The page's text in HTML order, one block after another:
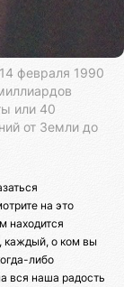
февраля 1990
или 40
от Земли до
на это
находится
каждый, о ком вы
либо
вся наша радость